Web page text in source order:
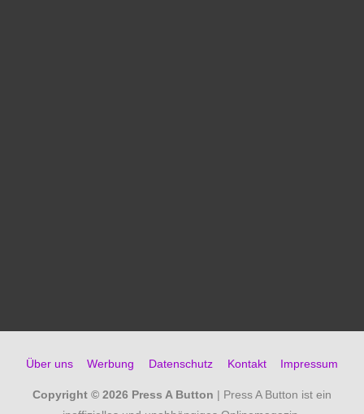
Über uns Werbung Datenschutz Kontakt Impressum
Copyright © 2026 Press A Button | Press A Button ist ein